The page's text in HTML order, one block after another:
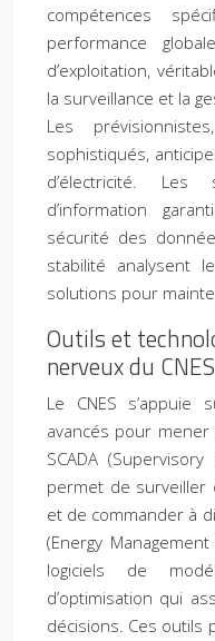
compétences
performance
d’exploitation,
la surveillance et la
Les
sophistiqués,
d’électricité. Les
d’information
sécurité des
stabilité analysent
solutions pour
Outils et
nerveux du CNES
Le CNES s’appuie
avancés pour
SCADA
permet de surveiller
et de commander à
(Energy
logiciels de
d’optimisation qui
décisions. Ces outils